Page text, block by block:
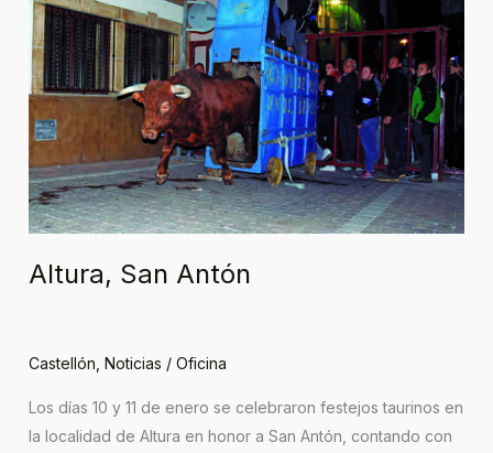
Altura, San Antón
Castellón Noticias / Oficina
Los días 10 y 11 de enero se celebraron festejos taurinos en
la localidad de Altura en honor a San Antón, contando con